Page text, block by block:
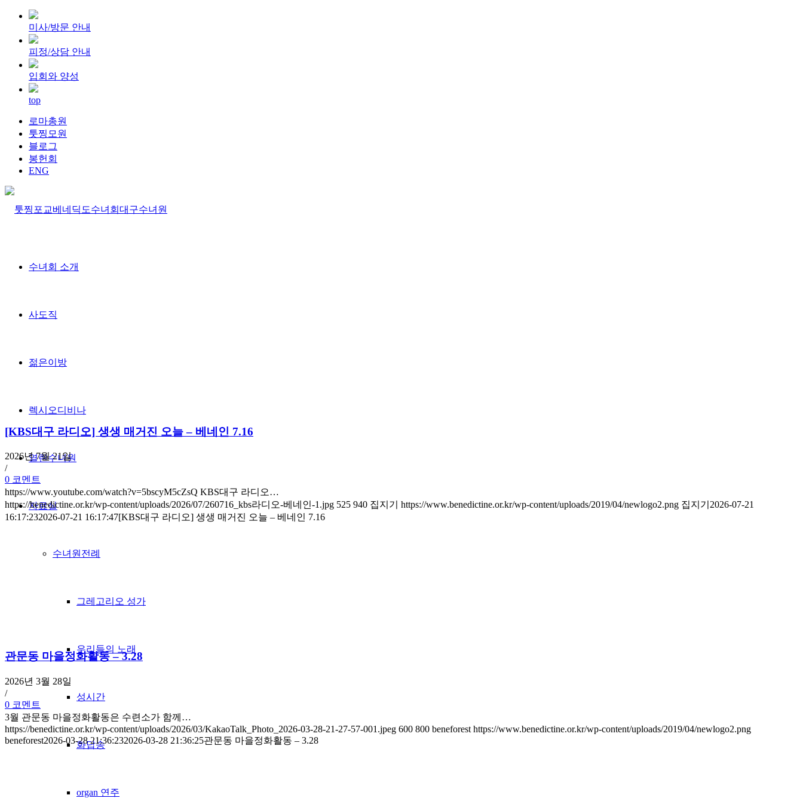
미사/방문 안내
피정/상담 안내
입회와 양성
top
로마총원
툿찡모원
블로그
봉헌회
ENG
수녀회 소개
사도직
젊은이방
렉시오디비나
열린수녀원
자료실
수녀원전례
그레고리오 성가
우리들의 노래
성시간
화답송
organ 연주
[KBS대구 라디오] 생생 매거진 오늘 – 베네인 7.16
2026년 7월 21일
/
0 코멘트
https://www.youtube.com/watch?v=5bscyM5cZsQ KBS대구 라디오…
https://benedictine.or.kr/wp-content/uploads/2026/07/260716_kbs라디오-베네인-1.jpg 525 940 집지기 https://www.benedictine.or.kr/wp-content/uploads/2019/04/newlogo2.png 집지기 2026-07-21
16:17:232026-07-21 16:17:47[KBS대구 라디오] 생생 매거진 오늘 – 베네인 7.16
관문동 마을정화활동 – 3.28
2026년 3월 28일
/
0 코멘트
3월 관문동 마을정화활동은 수련소가 함께…
https://benedictine.or.kr/wp-content/uploads/2026/03/KakaoTalk_Photo_2026-03-28-21-27-57-001.jpeg 600 800 beneforest https://www.benedictine.or.kr/wp-content/uploads/2019/04/newlogo2.png
beneforest2026-03-28 21:36:232026-03-28 21:36:25관문동 마을정화활동 – 3.28